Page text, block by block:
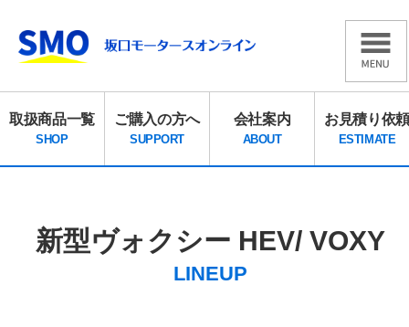
取扱商品一覧
SHOP
ご購入の方へ
SUPPORT
会社案内
ABOUT
お見積り依頼
ESTIMATE
新型ヴォクシー HEV/ VOXY
LINEUP